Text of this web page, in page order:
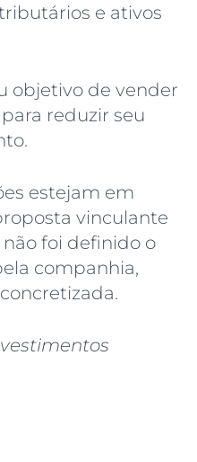
e ativos
objetivo de vender
reduzir seu
estejam em
vinculante
foi definido o
companhia,